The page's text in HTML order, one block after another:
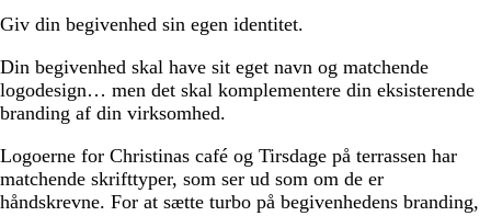
Giv din begivenhed sin egen identitet.
Din begivenhed skal have sit eget navn og matchende
logodesign… men det skal komplementere din eksisterende
branding af din virksomhed.
Logoerne for Christinas café og Tirsdage på terrassen har
matchende skrifttyper, som ser ud som om de er
håndskrevne. For at sætte turbo på begivenhedens branding,